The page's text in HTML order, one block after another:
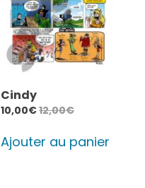
Cindy
10,00€12,00€
Ajouter au panier